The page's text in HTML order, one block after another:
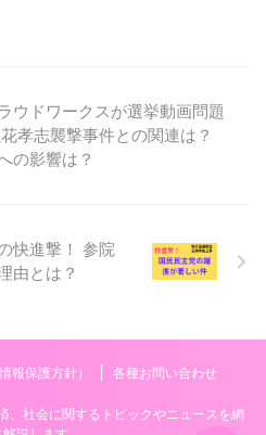
ウドワークスが選挙動画問題
孝志襲撃事件との関連は？
の影響は？
快進撃！ 参院
由とは？
報保護方針） 各種お問い合わせ
、社会に関するトピックやニュースを網